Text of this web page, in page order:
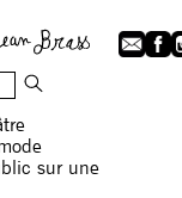
sur une